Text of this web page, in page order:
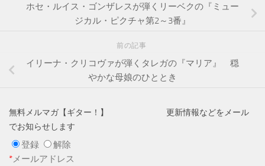
ホセ・ルイス・ゴンザレスが弾くリーベクの『ミュー
ジカル・ピクチャ第2～3番』
前の記事
イリーナ・クリコヴァが弾くタレガの『マリア』 穏
やかな母娘のひととき
無料メルマガ【ギター！】 更新情報などをメール
でお知らせします
登録
解除
*メールアドレス